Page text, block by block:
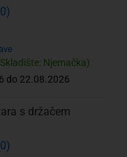
Njemačka)
do 22.08.2026
s držačem